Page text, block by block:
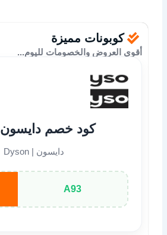
كوبونات مميزة
أقوى العروض والخصومات لليوم...
كود خصم دايسون A93
دايسون | Dyson
A93